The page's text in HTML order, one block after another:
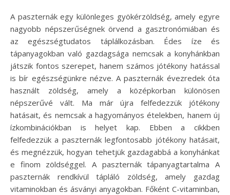
A paszternák egy különleges gyökérzöldség, amely egyre
nagyobb népszerűségnek örvend a gasztronómiában és
az egészségtudatos táplálkozásban. Édes íze és
tápanyagokban való gazdagsága nemcsak a konyhánkban
játszik fontos szerepet, hanem számos jótékony hatással
is bír egészségünkre nézve. A paszternák évezredek óta
használt zöldség, amely a középkorban különösen
népszerűvé vált. Ma már újra felfedezzük jótékony
hatásait, és nemcsak a hagyományos ételekben, hanem új
ízkombinációkban is helyet kap. Ebben a cikkben
felfedezzük a paszternák legfontosabb jótékony hatásait,
és megnézzük, hogyan tehetjük gazdagabbá a konyhánkat
e finom zöldséggel. A paszternák tápanyagtartalma A
paszternák rendkívül tápláló zöldség, amely gazdag
vitaminokban és ásványi anyagokban. Főként C-vitaminban,